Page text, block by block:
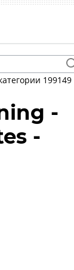
199149
-
-